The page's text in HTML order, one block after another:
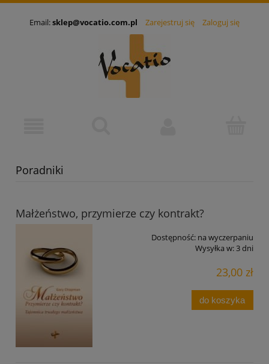
Email:sklep@vocatio.com.pl Zarejestruj się Zaloguj się
Poradniki
Małżeństwo, przymierze czy kontrakt?
Dostępność: na wyczerpaniu
Wysyłka w:3 dni
23,00 zł
do koszyka